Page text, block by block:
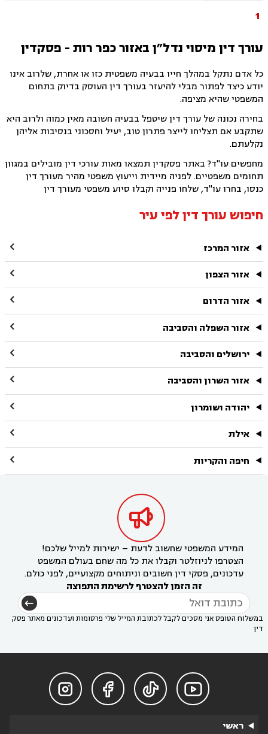
1
עורך דין מיסוי נדל״ן באזור כפר רות - פסקדין
כל אדם נתקל במהלך חייו בבעיה משפטית כזו או אחרת, שלרוב אינו
יודע כיצד לפתור מבלי להיעזר בעורך דין העוסק בדיוק בתחום
המשפטי שהיא מציפה.
בחירה נכונה של עורך דין שיטפל בבעיה חשובה מאין כמוה ולרוב היא
שתקבע אם תצליחו לייצר פתרון טוב, יעיל וחסכוני בנסיבות אליהן
נקלעתם.
מחפשים עו"ד? באתר פסקדין תמצאו מאות עורכי דין מובילים במגוון
תחומים משפטיים. לפניה מיידית וייעוץ משפטי מהיר מעורך דין
כנסו, בחרו עו"ד, שלחו פנייה וקבלו סיוע משפטי מעורך דין
חיפוש עורך דין לפי עיר
אזור המרכז 
אזור הצפון 
אזור הדרום 
אזור השפלה והסביבה 
ירושלים והסביבה 
אזור השרון והסביבה 
יהודה ושומרון 
אילת 
חיפה והקריות 

המידע המשפטי שחשוב לדעת – ישירות למייל שלכם!
הצטרפו לניוזלטר וקבלו את כל מה שחם בעולם המשפט
עדכונים, פסקי דין חשובים וניתוחים מקצועיים, לפני כולם.
זה הזמן להצטרף לרשימת התפוצה
במשלוח הטופס אני מסכים לקבל לכתובת המייל שלי פרסומות ועדכונים מאתר פסק
דין




ראשי